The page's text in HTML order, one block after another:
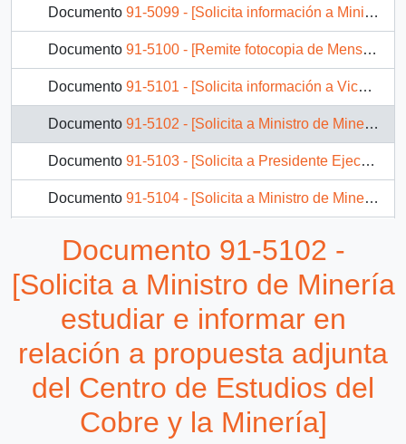
Documento 91-5099 - [Solicita información a Ministro de Obras Públicas, en relación actividades y obras del Ministerio en la Provincia de Tocopilla]
Documento 91-5100 - [Remite fotocopia de Mensaje a Jefe Divisióo Jurídico-Legislativa]
Documento 91-5101 - [Solicita información a Vicepresidente Ejecutivo de CAPREDENA, en relación a normas de reajuste de pensiones de las Fuerzas Armadas]
Documento 91-5102 - [Solicita a Ministro de Minería estudiar e informar en relación a propuesta adjunta del Centro de Estudios del Cobre y la Minería]
Documento 91-5103 - [Solicita a Presidente Ejecutivo de CODELCO estudiar e informar en relación a propuesta adjunta del Centro de Estudios del Cobre y la Minería]
Documento 91-5104 - [Solicita a Ministro de Minería informe en relación a minuta adjunta]
Documento 91-2781 - [Remite fotocopia de carta]
1430 más...
Documento 91-5102 -
[Solicita a Ministro de Minería
estudiar e informar en
relación a propuesta adjunta
del Centro de Estudios del
Cobre y la Minería]